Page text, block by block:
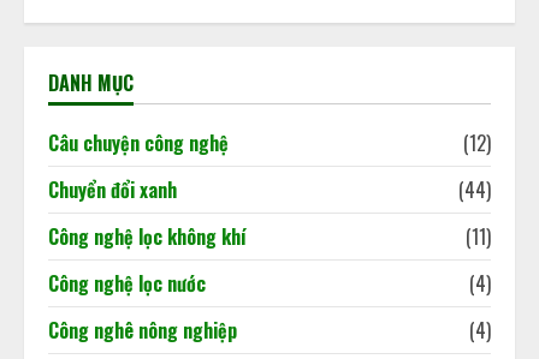
2
khung pháp lý mới được Chính phủ
ban hành tại Nghị định
180/2026/NĐ-CP.
3
Khi dấu chân carbon quyết định
doanh nghiệp đi hay ở lại thị trường
DANH MỤC
Câu chuyện công nghệ
(12)
Chuyển đổi xanh
(44)
Công nghệ lọc không khí
(11)
Công nghệ lọc nước
(4)
Công nghê nông nghiệp
(4)